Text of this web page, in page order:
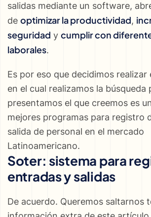
salidas mediante un software,
de optimizar la productividad,
seguridad y cumplir con
laborales.
Es por eso que decidimos realizar
en el cual realizamos la búsqueda
presentamos el que creemos es
mejores programas para registro
salida de personal en el mercado
Latinoamericano.
Soter: sistema para
entradas y salidas
De acuerdo. Queremos saltarnos